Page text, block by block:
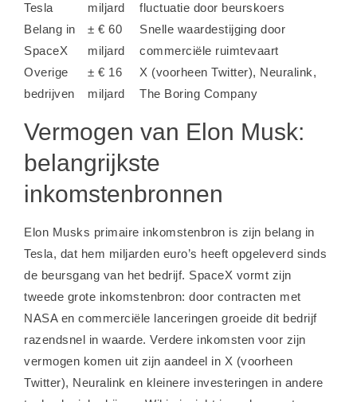
Tesla
miljard
fluctuatie door beurskoers
Belang in
SpaceX
± € 60
miljard
Snelle waardestijging door
commerciële ruimtevaart
Overige
bedrijven
± € 16
miljard
X (voorheen Twitter), Neuralink,
The Boring Company
Vermogen van Elon Musk:
belangrijkste
inkomstenbronnen
Elon Musks primaire inkomstenbron is zijn belang in
Tesla, dat hem miljarden euro’s heeft opgeleverd sinds
de beursgang van het bedrijf. SpaceX vormt zijn
tweede grote inkomstenbron: door contracten met
NASA en commerciële lanceringen groeide dit bedrijf
razendsnel in waarde. Verdere inkomsten voor zijn
vermogen komen uit zijn aandeel in X (voorheen
Twitter), Neuralink en kleinere investeringen in andere